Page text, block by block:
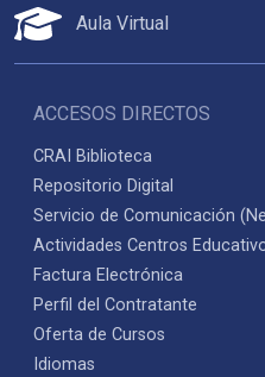
Aula Virtual
ACCESOS DIRECTOS
CRAI Biblioteca
Repositorio Digital
Servicio de Comunicación
Actividades Centros
Factura Electrónica
Perfil del Contratante
Oferta de Cursos
Idiomas